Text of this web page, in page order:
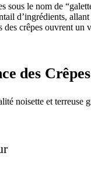
sous le nom de
d’ingrédients,
crêpes ouvrent
des
noisette et